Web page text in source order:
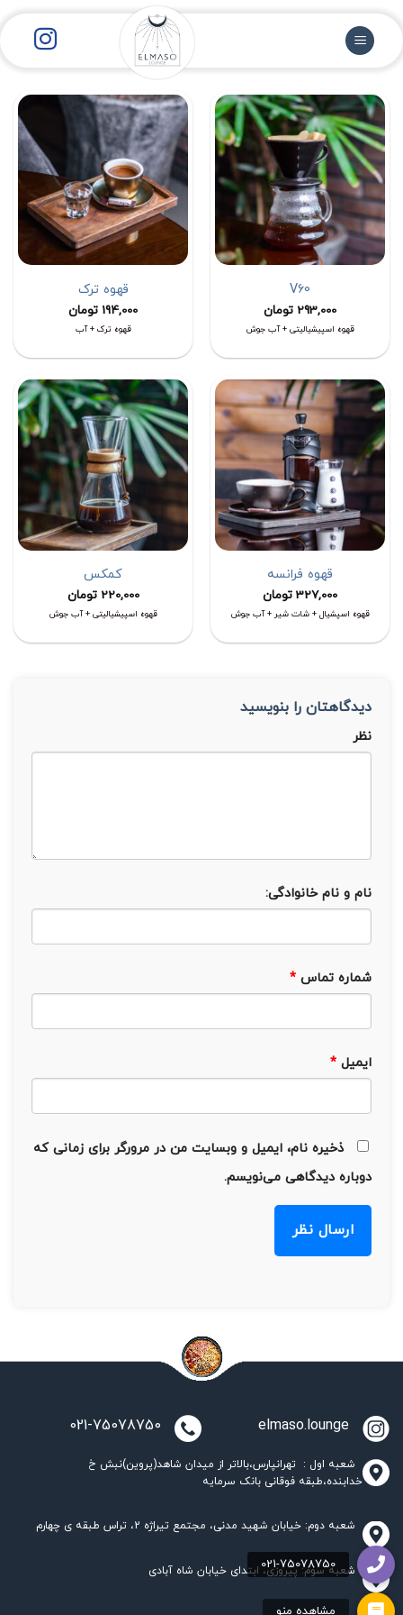
محتوا
V60
293,000 تومان
قهوه اسپیشیالیتی + آب جوش
قهوه ترک
194,000 تومان
قهوه ترک + آب
قهوه فرانسه
327,000 تومان
قهوه اسپشیال + شات شیر + آب جوش
کمکس
220,000 تومان
قهوه اسپیشیالیتی + آب جوش
دیدگاهتان را بنویسید
نظر
نام و نام خانوادگی:
شماره تماس *
ایمیل *
ذخیره نام، ایمیل و وبسایت من در مرورگر برای زمانی که
دوباره دیدگاهی می‌نویسم.
elmaso.lounge
شعبه اول : تهرانپارس،بالاتر از میدان شاهد(پروین)نبش خ
خدابنده،طبقه فوقانی بانک سرمایه
شعبه دوم: خیابان شهید مدنی، مجتمع تیراژه 2، تراس طبقه ی چهارم
شعبه سوم: پیروزی، ابتدای خیابان شاه آبادی